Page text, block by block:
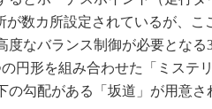
が数カ所設定されているが、こ
度なバランス制御が必要とな
円形を組み合わせた「ミステ
の勾配がある「坂道」が用意さ